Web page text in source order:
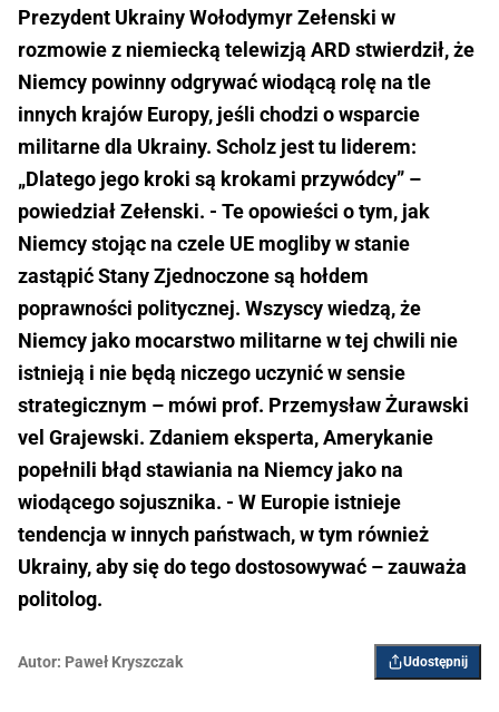
Prezydent Ukrainy Wołodymyr Zełenski w
rozmowie z niemiecką telewizją ARD stwierdził, że
Niemcy powinny odgrywać wiodącą rolę na tle
innych krajów Europy, jeśli chodzi o wsparcie
militarne dla Ukrainy. Scholz jest tu liderem:
„Dlatego jego kroki są krokami przywódcy” –
powiedział Zełenski. - Te opowieści o tym, jak
Niemcy stojąc na czele UE mogliby w stanie
zastąpić Stany Zjednoczone są hołdem
poprawności politycznej. Wszyscy wiedzą, że
Niemcy jako mocarstwo militarne w tej chwili nie
istnieją i nie będą niczego uczynić w sensie
strategicznym – mówi prof. Przemysław Żurawski
vel Grajewski. Zdaniem eksperta, Amerykanie
popełnili błąd stawiania na Niemcy jako na
wiodącego sojusznika. - W Europie istnieje
tendencja w innych państwach, w tym również
Ukrainy, aby się do tego dostosowywać – zauważa
politolog.
Autor: Paweł Kryszczak Udostępnij